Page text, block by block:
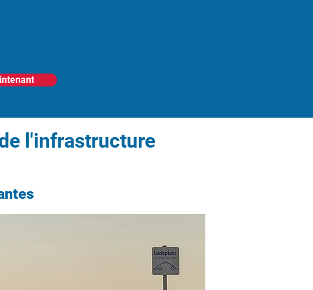
l'infrastructure